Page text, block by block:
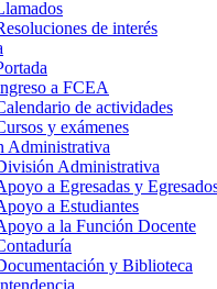
de interés
a FCEA
de actividades
y exámenes
Administrativa
Administrativa
a Egresadas y
a Estudiantes
a la Función Docente
y Biblioteca